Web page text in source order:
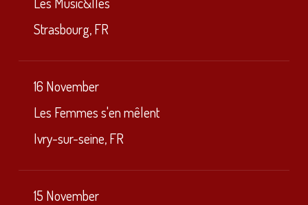
Strasbourg, FR
16 November
Les Femmes s'en mêlent
Ivry-sur-seine, FR
15 November